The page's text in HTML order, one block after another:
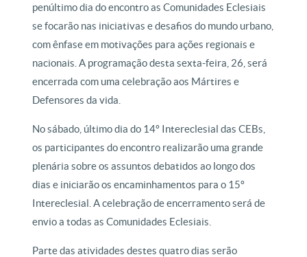
penúltimo dia do encontro as Comunidades Eclesiais
se focarão nas iniciativas e desafios do mundo urbano,
com ênfase em motivações para ações regionais e
nacionais. A programação desta sexta-feira, 26, será
encerrada com uma celebração aos Mártires e
Defensores da vida.
No sábado, último dia do 14º Intereclesial das CEBs,
os participantes do encontro realizarão uma grande
plenária sobre os assuntos debatidos ao longo dos
dias e iniciarão os encaminhamentos para o 15º
Intereclesial. A celebração de encerramento será de
envio a todas as Comunidades Eclesiais.
Parte das atividades destes quatro dias serão